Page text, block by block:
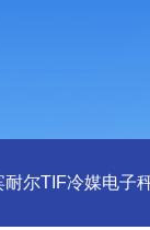
尔TIF冷媒电子